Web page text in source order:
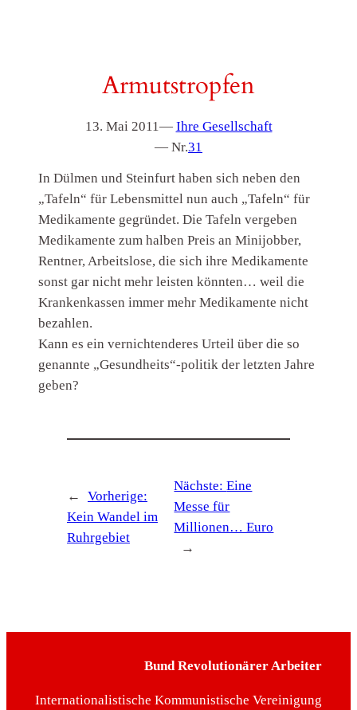
Armutstropfen
13. Mai 2011— Ihre Gesellschaft
— Nr.31
In Dülmen und Steinfurt haben sich neben den
„Tafeln“ für Lebensmittel nun auch „Tafeln“ für
Medikamente gegründet. Die Tafeln vergeben
Medikamente zum halben Preis an Minijobber,
Rentner, Arbeitslose, die sich ihre Medikamente
sonst gar nicht mehr leisten könnten… weil die
Krankenkassen immer mehr Medikamente nicht
bezahlen.
Kann es ein vernichtenderes Urteil über die so
genannte „Gesundheits“-politik der letzten Jahre
geben?
←
Vorherige:
Kein Wandel im
Ruhrgebiet
Nächste:Eine
Messe für
Millionen… Euro
→
Bund Revolutionärer Arbeiter
Internationalistische Kommunistische Vereinigung